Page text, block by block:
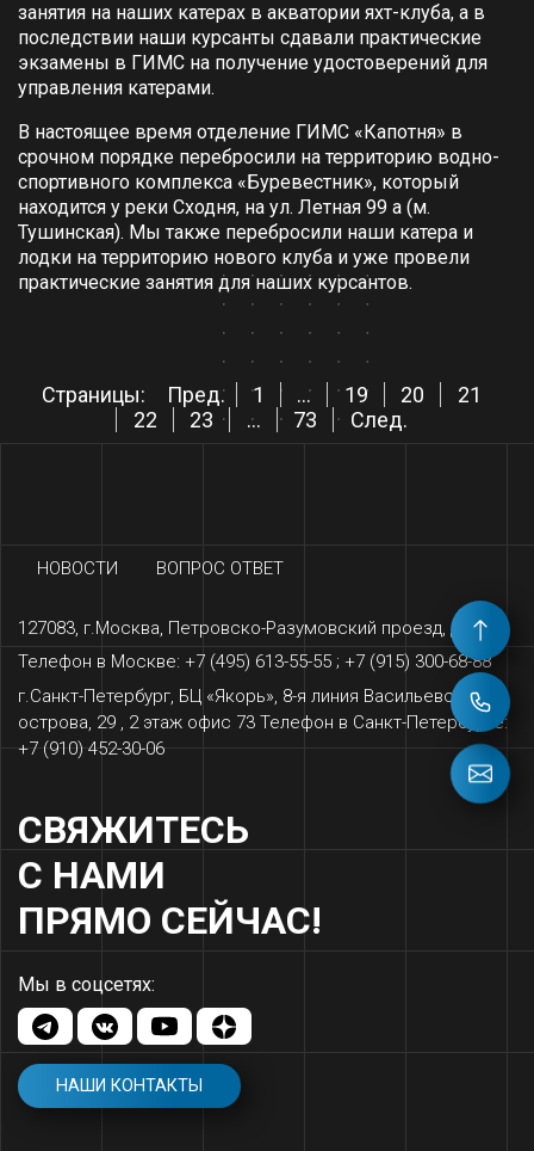
занятия на наших катерах в акватории яхт-клуба, а в
последствии наши курсанты сдавали практические
экзамены в ГИМС на получение удостоверений для
управления катерами.
В настоящее время отделение ГИМС «Капотня» в
срочном порядке перебросили на территорию водно-
спортивного комплекса «Буревестник», который
находится у реки Сходня, на ул. Летная 99 а (м.
Тушинская). Мы также перебросили наши катера и
лодки на территорию нового клуба и уже провели
практические занятия для наших курсантов.
Страницы: Пред. 1 ... 19 20
21
22
23 ... 73 След.
НОВОСТИ ВОПРОС ОТВЕТ
127083, г.Москва, Петровско-Разумовский проезд, д.15
Телефон в Москве: +7 (495) 613-55-55 ; +7 (915) 300-68-88
г.Санкт-Петербург, БЦ «‎Якорь», 8-я линия Васильевского
острова, 29 , 2 этаж офис 73 Телефон в Санкт-Петербурге:
+7 (910) 452-30-06
СВЯЖИТЕСЬ
С НАМИ
ПРЯМО СЕЙЧАС!
Мы в соцсетях:
НАШИ КОНТАКТЫ